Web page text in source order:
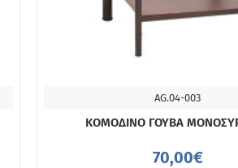
AG.04-003
ΚΟΜΟΔΙΝΟ ΓΟΥΒΑ
70,00€